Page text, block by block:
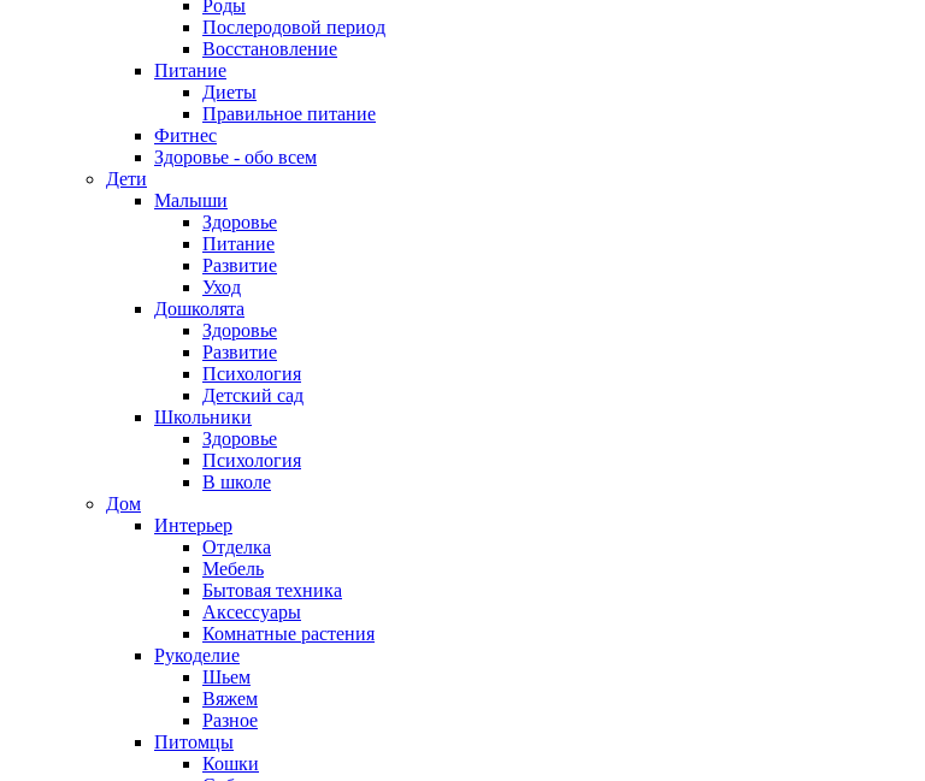
Роды
Послеродовой период
Восстановление
Питание
Диеты
Правильное питание
Фитнес
Здоровье - обо всем
Дети
Малыши
Здоровье
Питание
Развитие
Уход
Дошколята
Здоровье
Развитие
Психология
Детский сад
Школьники
Здоровье
Психология
В школе
Дом
Интерьер
Отделка
Мебель
Бытовая техника
Аксессуары
Комнатные растения
Рукоделие
Шьем
Вяжем
Разное
Питомцы
Кошки